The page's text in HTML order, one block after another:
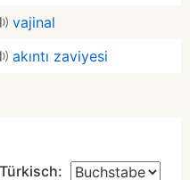
vajinal
akıntı zaviyesi
Türkisch: